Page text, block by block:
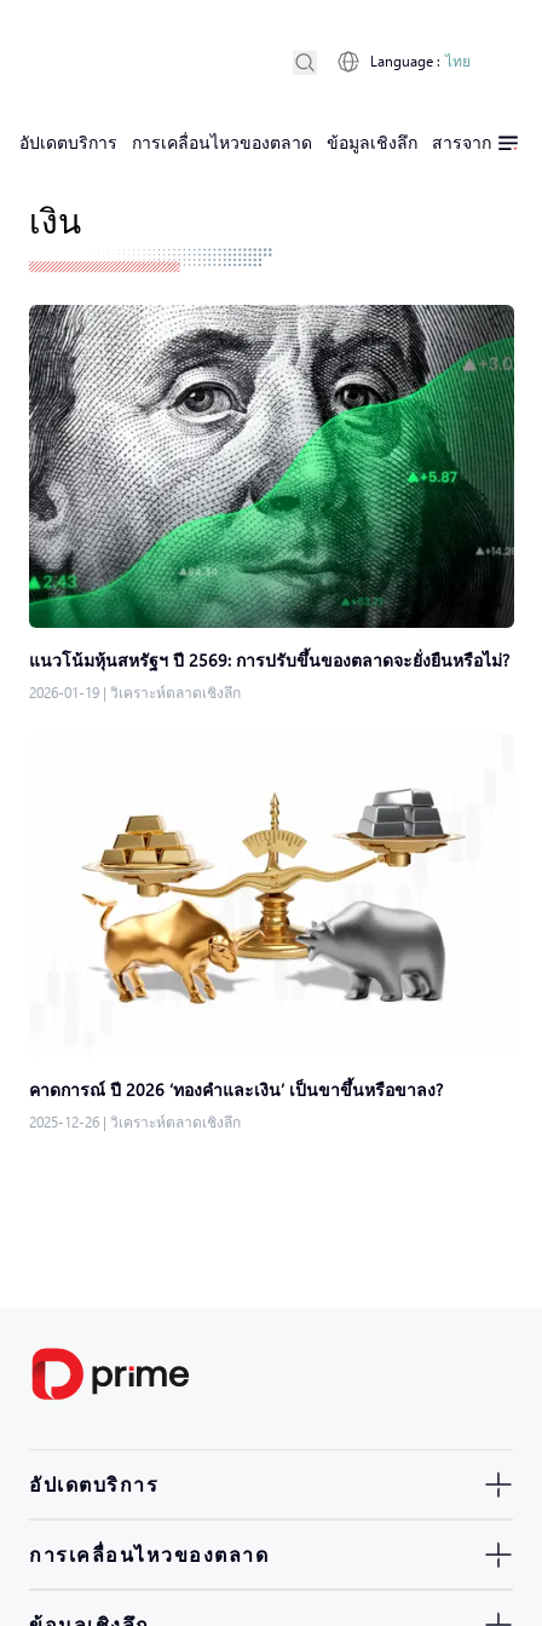
อัปเดตบริการ การเคลื่อนไหวของตลาด ข้อมูลเชิงลึก สารจาก D
Language : ไทย
เงิน
แนวโน้มหุ้นสหรัฐฯ ปี 2569: การปรับขึ้นของตลาดจะยั่งยืนหรือไม่?
2026-01-19| วิเคราะห์ตลาดเชิงลึก
คาดการณ์ ปี 2026 ‘ทองคำและเงิน’ เป็นขาขึ้นหรือขาลง?
2025-12-26| วิเคราะห์ตลาดเชิงลึก
อัปเดตบริการ
การเคลื่อนไหวของตลาด